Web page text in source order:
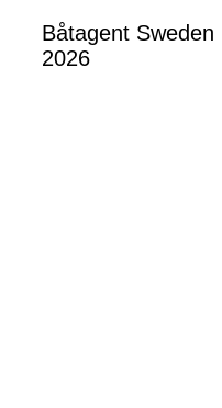
Båtagent
2026